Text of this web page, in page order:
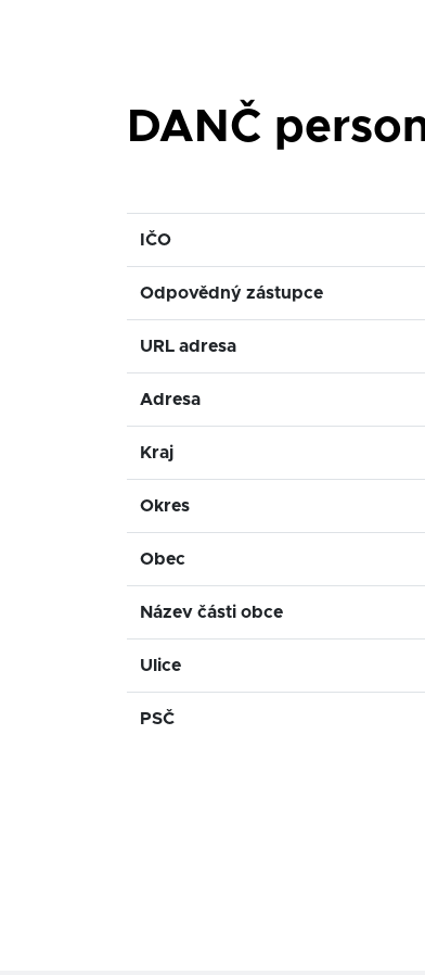
DANČ
IČO
Odpovědný zástupce
URL adresa
Adresa
Kraj
Okres
Obec
Název části obce
Ulice
PSČ